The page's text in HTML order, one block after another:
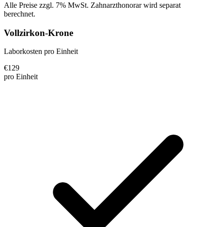
Alle Preise zzgl. 7% MwSt. Zahnarzthonorar wird separat
berechnet.
Vollzirkon-Krone
Laborkosten pro Einheit
€129
pro Einheit